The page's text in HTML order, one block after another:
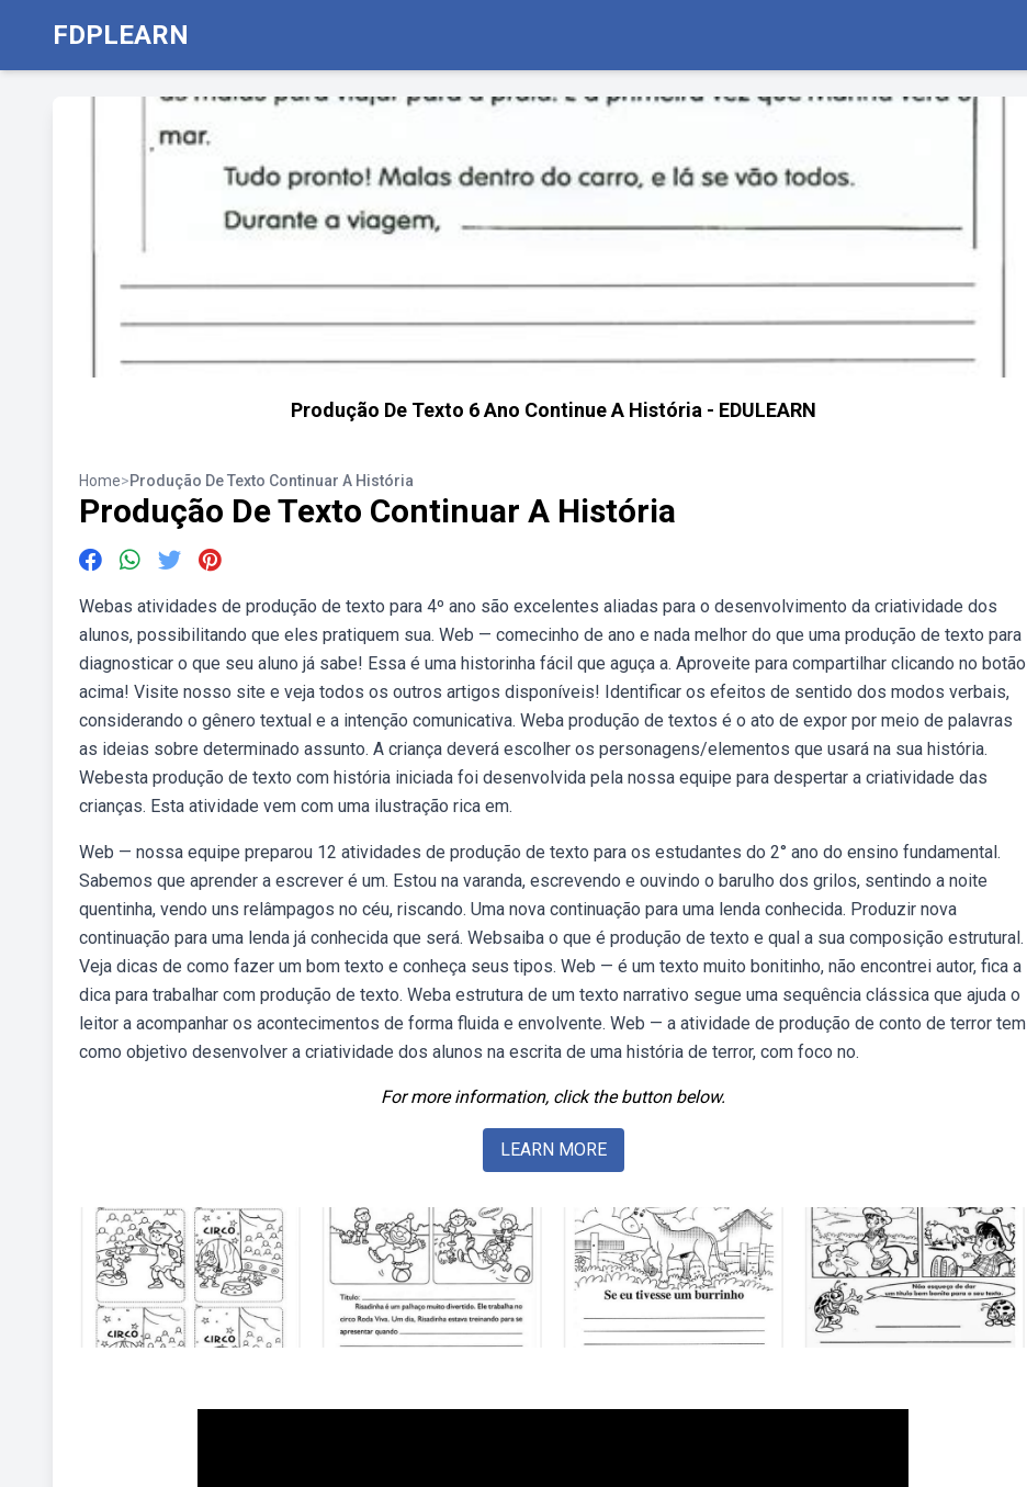
FDPLEARN
Produção De Texto 6 Ano Continue A História - EDULEARN
Home>Produção De Texto Continuar A História
Produção De Texto Continuar A História
Webas atividades de produção de texto para 4º ano são excelentes aliadas para o desenvolvimento da criatividade dos
alunos, possibilitando que eles pratiquem sua. Web — comecinho de ano e nada melhor do que uma produção de texto para
diagnosticar o que seu aluno já sabe! Essa é uma historinha fácil que aguça a. Aproveite para compartilhar clicando no botão
acima! Visite nosso site e veja todos os outros artigos disponíveis! Identificar os efeitos de sentido dos modos verbais,
considerando o gênero textual e a intenção comunicativa. Weba produção de textos é o ato de expor por meio de palavras
as ideias sobre determinado assunto. A criança deverá escolher os personagens/elementos que usará na sua história.
Webesta produção de texto com história iniciada foi desenvolvida pela nossa equipe para despertar a criatividade das
crianças. Esta atividade vem com uma ilustração rica em.
Web — nossa equipe preparou 12 atividades de produção de texto para os estudantes do 2° ano do ensino fundamental.
Sabemos que aprender a escrever é um. Estou na varanda, escrevendo e ouvindo o barulho dos grilos, sentindo a noite
quentinha, vendo uns relâmpagos no céu, riscando. Uma nova continuação para uma lenda conhecida. Produzir nova
continuação para uma lenda já conhecida que será. Websaiba o que é produção de texto e qual a sua composição estrutural.
Veja dicas de como fazer um bom texto e conheça seus tipos. Web — é um texto muito bonitinho, não encontrei autor, fica a
dica para trabalhar com produção de texto. Weba estrutura de um texto narrativo segue uma sequência clássica que ajuda o
leitor a acompanhar os acontecimentos de forma fluida e envolvente. Web — a atividade de produção de conto de terror tem
como objetivo desenvolver a criatividade dos alunos na escrita de uma história de terror, com foco no.
For more information, click the button below.
LEARN MORE